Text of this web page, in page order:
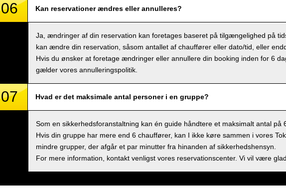
06 Kan reservationer ændres eller annulleres?
Ja, ændringer af din reservation kan foretages baseret på tilgængelighed på
kan ændre din reservation, såsom antallet af chauffører eller dato/tid, eller
Hvis du ønsker at foretage ændringer eller annullere din booking inden for 6
gælder vores annulleringspolitik.
07 Hvad er det maksimale antal personer i en gruppe?
Som en sikkerhedsforanstaltning kan én guide håndtere et maksimalt antal på
Hvis din gruppe har mere end 6 chauffører, kan I ikke køre sammen i vores
mindre grupper, der afgår et par minutter fra hinanden af sikkerhedshensyn.
For mere information, kontakt venligst vores reservationscenter. Vi vil være